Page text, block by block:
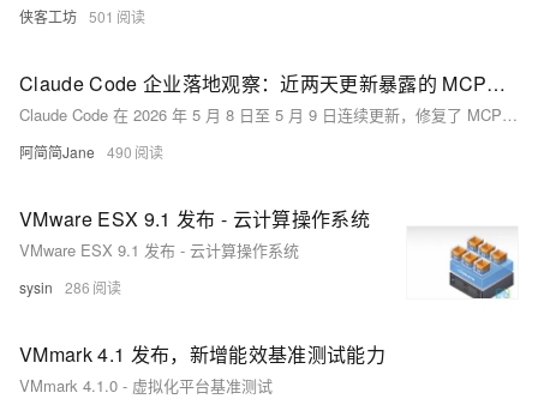
侠客工坊 501
Claude Code 企业落地观察：近两天更新暴露的 MCP、代理、权限和模型网关问题
Claude Code 在 2026 年 5 月 8 日至 5 月 9 日连续更新，修复了 MCP OAuth、VS Code、Plan mode、代理链路和 Windows/WSL 体验问题。对企业团队来说，重点不是安装，而是治理。
阿简简Jane 490
VMware ESX 9.1 发布 - 云计算操作系统
VMware ESX 9.1 发布 - 云计算操作系统
sysin 286
VMmark 4.1 发布，新增能效基准测试能力
VMmark 4.1.0 - 虚拟化平台基准测试